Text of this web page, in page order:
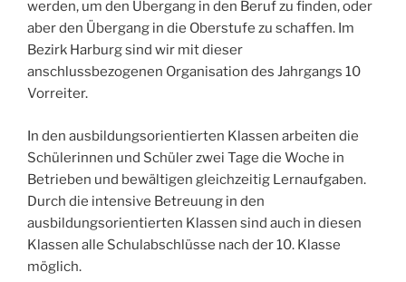
werden, um den Übergang in den Beruf zu finden, oder
aber den Übergang in die Oberstufe zu schaffen. Im
Bezirk Harburg sind wir mit dieser
anschlussbezogenen Organisation des Jahrgangs 10
Vorreiter.
In den ausbildungsorientierten Klassen arbeiten die
Schülerinnen und Schüler zwei Tage die Woche in
Betrieben und bewältigen gleichzeitig Lernaufgaben.
Durch die intensive Betreuung in den
ausbildungsorientierten Klassen sind auch in diesen
Klassen alle Schulabschlüsse nach der 10. Klasse
möglich.